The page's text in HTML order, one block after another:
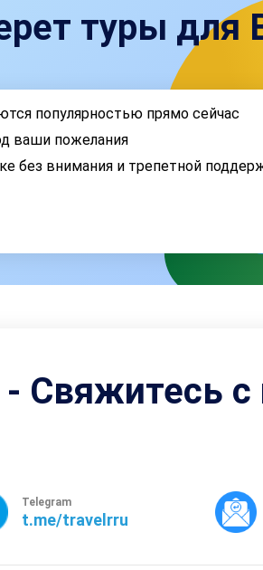
туры для
популярностью прямо сейчас
ваши пожелания
без внимания и трепетной
Свяжитесь с
Telegram
t.me/travelrru